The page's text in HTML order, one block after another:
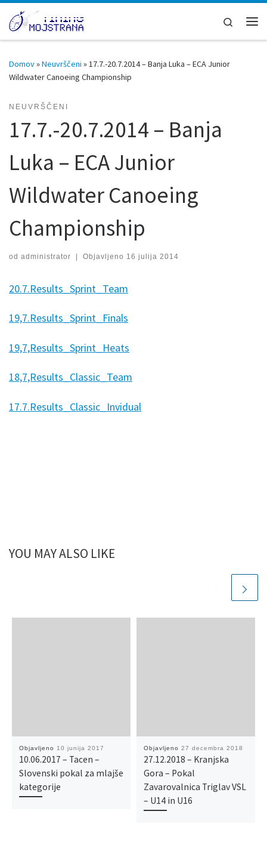
Skoči na vsebino
Search
Domov»Neuvrščeni »17.7.-20.7.2014 – Banja Luka – ECA Junior
Wildwater Canoeing Championship
NEUVRŠČENI
17.7.-20.7.2014 – Banja
Luka – ECA Junior
Wildwater Canoeing
Championship
od administrator | Objavljeno 16 julija 2014
20.7.Results_Sprint_Team
19,7.Results_Sprint_Finals
19,7,Results_Sprint_Heats
18,7,Results_Classic_Team
17.7.Results_Classic_Invidual
YOU MAY ALSO LIKE
Objavljeno 10 junija 2017
10.06.2017 – Tacen –
Slovenski pokal za mlajše
kategorije
Objavljeno 27 decembra 2018
27.12.2018 – Kranjska
Gora – Pokal
Zavarovalnica Triglav VSL
– U14 in U16